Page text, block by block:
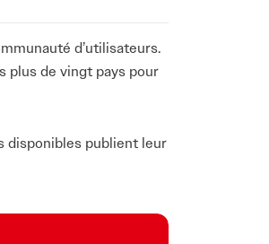
d’utilisateurs.
plus de vingt pays pour
disponibles publient leur